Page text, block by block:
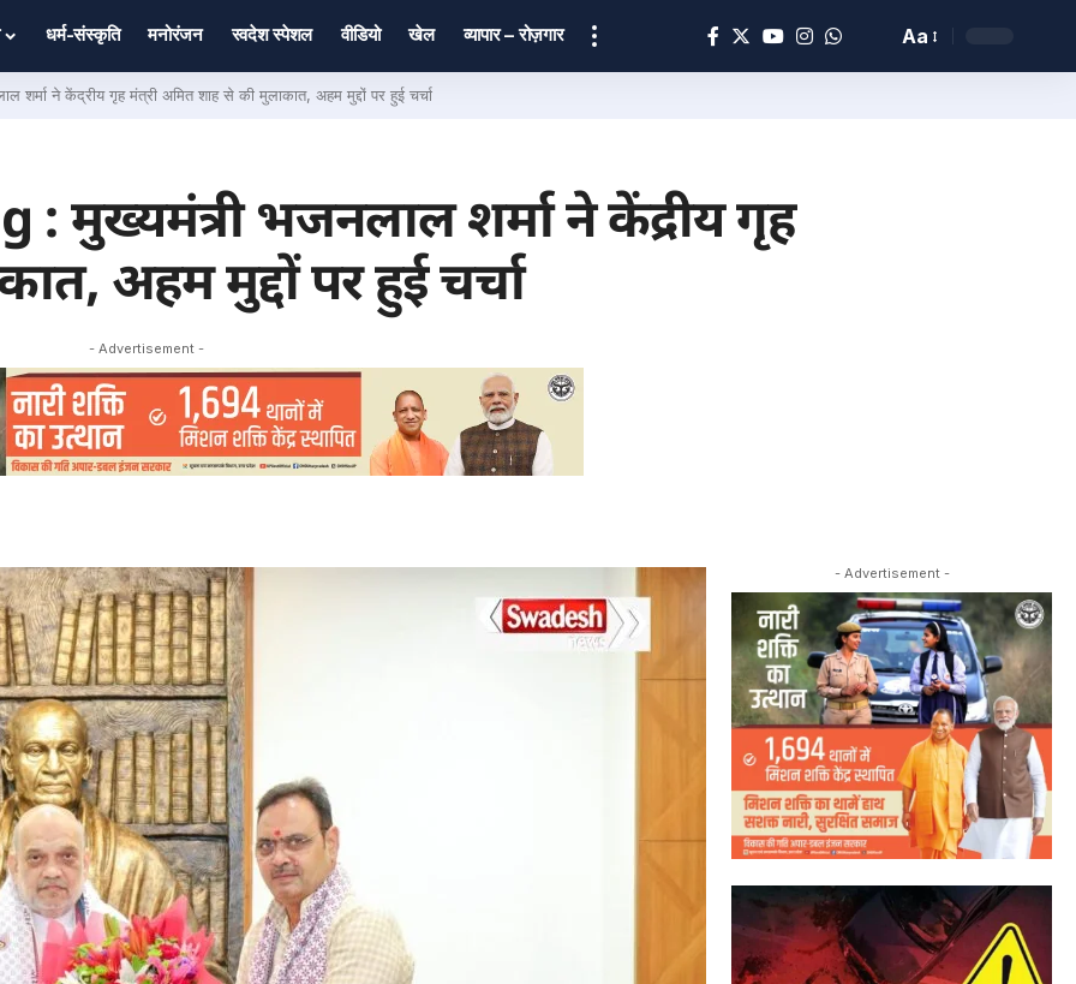
धर्म-संस्कृति मनोरंजन स्वदेश स्पेशल वीडियो खेल व्यापार – रोज़गार Aa
ने केंद्रीय गृह मंत्री अमित शाह से की मुलाकात, अहम मुद्दों पर हुई चर्चा
मुख्यमंत्री भजनलाल शर्मा ने केंद्रीय गृह
अहम मुद्दों पर हुई चर्चा
- Advertisement -
- Advertisement -